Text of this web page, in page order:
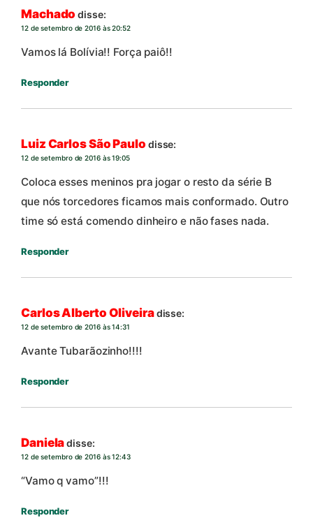
Machado disse:
12 de setembro de 2016 às 20:52
Vamos lá Bolívia!! Força paiô!!
Responder
Luiz Carlos São Paulo disse:
12 de setembro de 2016 às 19:05
Coloca esses meninos pra jogar o resto da série B
que nós torcedores ficamos mais conformado. Outro
time só está comendo dinheiro e não fases nada.
Responder
Carlos Alberto Oliveiradisse:
12 de setembro de 2016 às 14:31
Avante Tubarãozinho!!!!
Responder
Danieladisse:
12 de setembro de 2016 às 12:43
“Vamo q vamo”!!!
Responder